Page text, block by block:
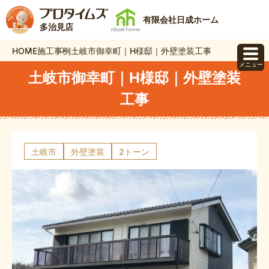
多治見店
有限会社日成ホーム
HOME施工事例土岐市御幸町｜H様邸｜外壁塗装工事
土岐市御幸町｜H様邸｜外壁塗装
工事
土岐市 外壁塗装 2トーン
メニュー